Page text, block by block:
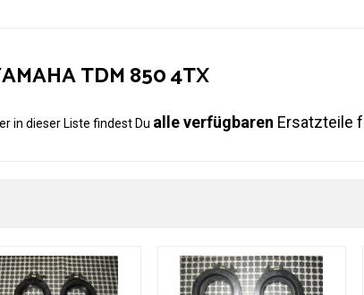
TDM 850 4TX
in dieser Liste findest Du alle verfügbaren Ersatzteile